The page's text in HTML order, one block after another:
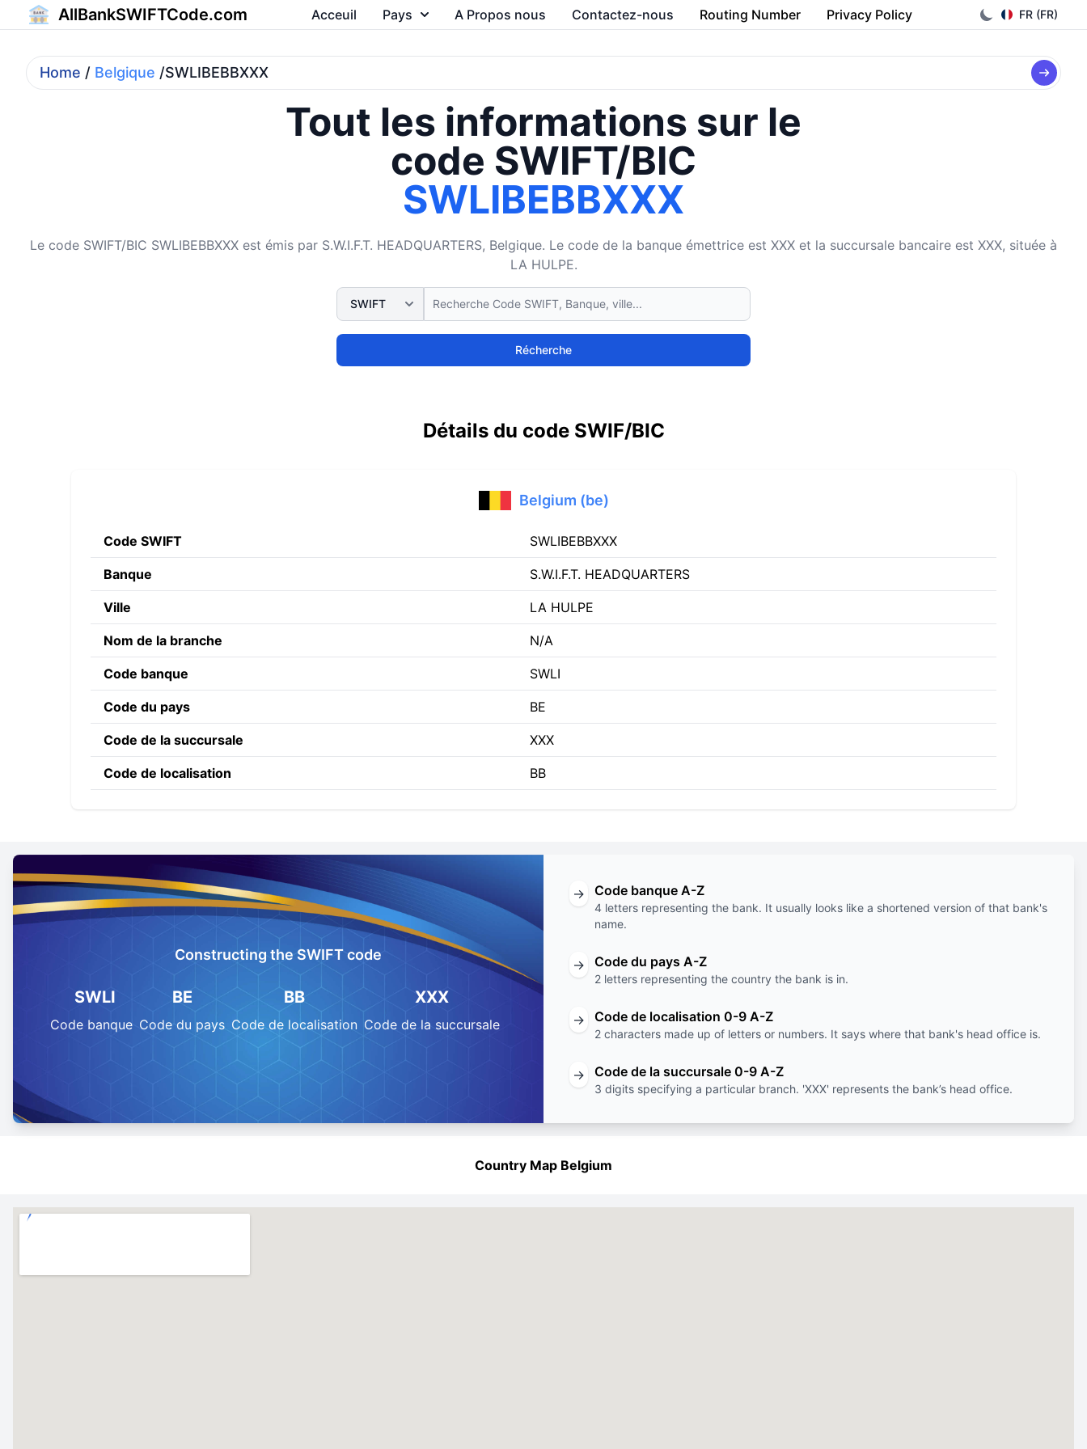
AllBankSWIFTCode.com FR (FR)
Acceuil Pays A Propos nous Contactez-nous Routing Number Privacy Policy
Home / Belgique /SWLIBEBBXXX
Tout les informations sur le
code SWIFT/BIC
SWLIBEBBXXX
Le code SWIFT/BIC SWLIBEBBXXX est émis par S.W.I.F.T. HEADQUARTERS, Belgique. Le code de la banque émettrice est XXX et la succursale bancaire est XXX, située à
LA HULPE.
Récherche
Détails du code SWIF/BIC
Belgium (be)
Code SWIFT SWLIBEBBXXX
Banque S.W.I.F.T. HEADQUARTERS
Ville LA HULPE
Nom de la branche N/A
Code banque SWLI
Code du pays BE
Code de la succursale XXX
Code de localisation BB
Constructing the SWIFT code
SWLI
Code banque
BE
Code du pays
BB
Code de localisation
XXX
Code de la succursale
→ Code banque A-Z
4 letters representing the bank. It usually looks like a shortened version of that bank's
name.
→ Code du pays A-Z
2 letters representing the country the bank is in.
→ Code de localisation 0-9 A-Z
2 characters made up of letters or numbers. It says where that bank's head office is.
→ Code de la succursale 0-9 A-Z
3 digits specifying a particular branch. 'XXX' represents the bank’s head office.
Country Map Belgium